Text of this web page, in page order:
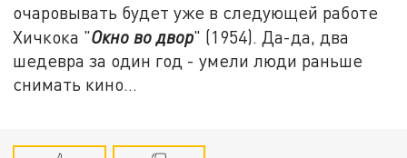
очаровывать будет уже в следующей работе
Хичкока "Окно во двор" (1954). Да-да, два
шедевра за один год - умели люди раньше
снимать кино…